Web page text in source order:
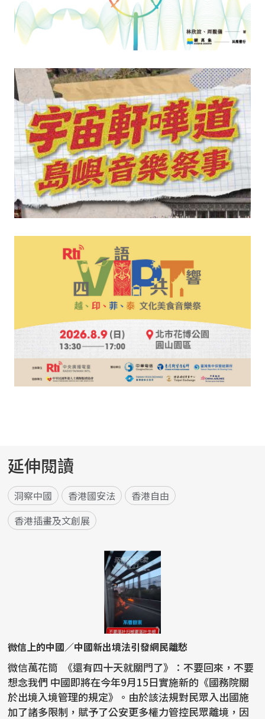
延伸閱讀
洞察中國 香港國安法
香港自由
香港插畫及文創展
微信上的中國／中國新出境法引發網民離愁
微信萬花筒 《還有四十天就關門了》：不要回來，不要
想念我們 中國即將在今年9月15日實施新的《國務院關
於出境入境管理的規定》。由於該法規對民眾入出國施
加了諸多限制，賦予了公安更多權力管控民眾離境，因